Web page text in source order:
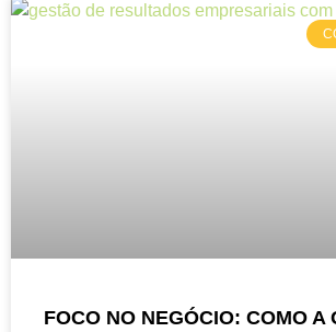
FOCO NO NEGÓCIO: COMO A